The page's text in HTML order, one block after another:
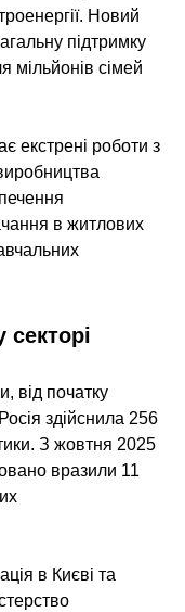
Новий
підтримку
мільйонів сімей
екстрені роботи з
в житлових
секторі
від початку
здійснила 256
З жовтня 2025
вразили 11
в Києві та